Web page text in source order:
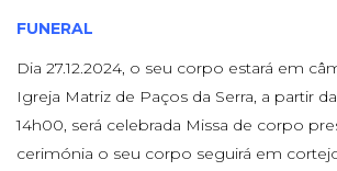
FUNERAL
Dia 27.12.2024, o seu corpo estará em
Igreja Matriz de Paços da Serra, a partir
14h00, será celebrada Missa de corpo
cerimónia o seu corpo seguirá em